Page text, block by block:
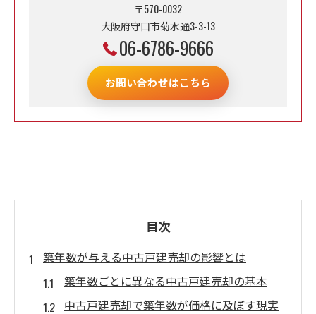
〒570-0032
大阪府守口市菊水通3-3-13
06-6786-9666
お問い合わせはこちら
目次
築年数が与える中古戸建売却の影響とは
築年数ごとに異なる中古戸建売却の基本
中古戸建売却で築年数が価格に及ぼす現実